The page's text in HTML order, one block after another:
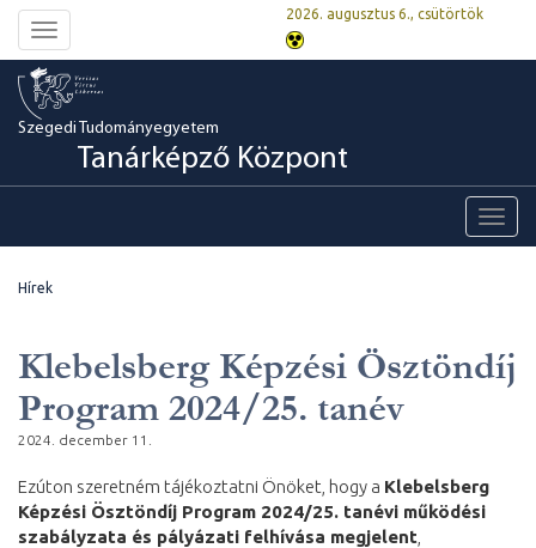
Toggle
navigation
2026. augusztus 6., csütörtök
Szegedi Tudományegyetem
Tanárképző Központ
Hírek
Klebelsberg Képzési Ösztöndíj
Program 2024/25. tanév
2024. december 11.
Ezúton szeretném tájékoztatni Önöket, hogy a Klebelsberg
Képzési Ösztöndíj Program 2024/25. tanévi működési
szabályzata és pályázati felhívása megjelent